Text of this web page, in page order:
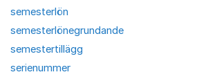
semesterlön
semesterlönegrundande
semestertillägg
serienummer